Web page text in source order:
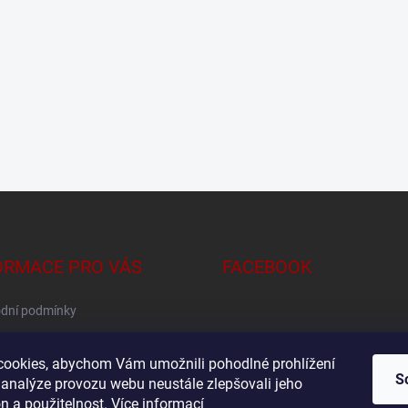
abychom Vám umožnili pohodlné prohlížení
provozu webu neustále zlepšovali jeho
a použitelnost. Více informací
PRO VÁS
podmínky
FACEBOOK